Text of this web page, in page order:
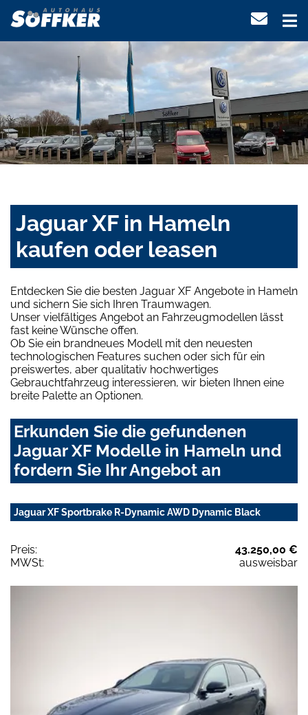
Jaguar XF in Hameln
kaufen oder leasen
Entdecken Sie die besten Jaguar XF Angebote in Hameln
und sichern Sie sich Ihren Traumwagen.
Unser vielfältiges Angebot an Fahrzeugmodellen lässt
fast keine Wünsche offen.
Ob Sie ein brandneues Modell mit den neuesten
technologischen Features suchen oder sich für ein
preiswertes, aber qualitativ hochwertiges
Gebrauchtfahrzeug interessieren, wir bieten Ihnen eine
breite Palette an Optionen.
Erkunden Sie die gefundenen
Jaguar XF Modelle in Hameln und
fordern Sie Ihr Angebot an
Jaguar XF Sportbrake R-Dynamic AWD Dynamic Black
Preis:
43.250,00 €
MWSt:
ausweisbar